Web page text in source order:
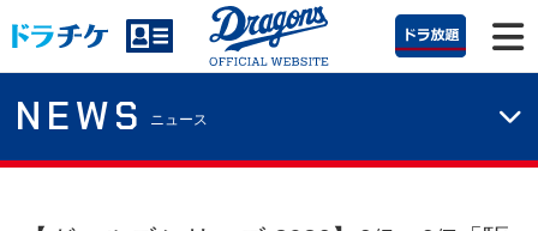
NEWS ニュース